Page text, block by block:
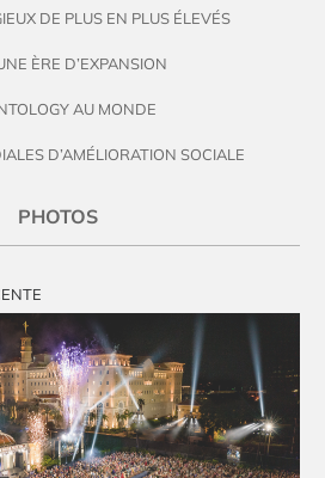
DE PLUS EN PLUS ÉLEVÉS
ÈRE D’EXPANSION
AU MONDE
D’AMÉLIORATION SOCIALE
PHOTOS